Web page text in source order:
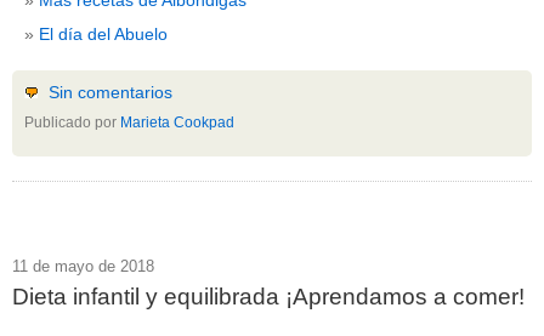
El día del Abuelo
Sin comentarios
Publicado por Marieta Cookpad
11 de mayo de 2018
Dieta infantil y equilibrada ¡Aprendamos a comer!